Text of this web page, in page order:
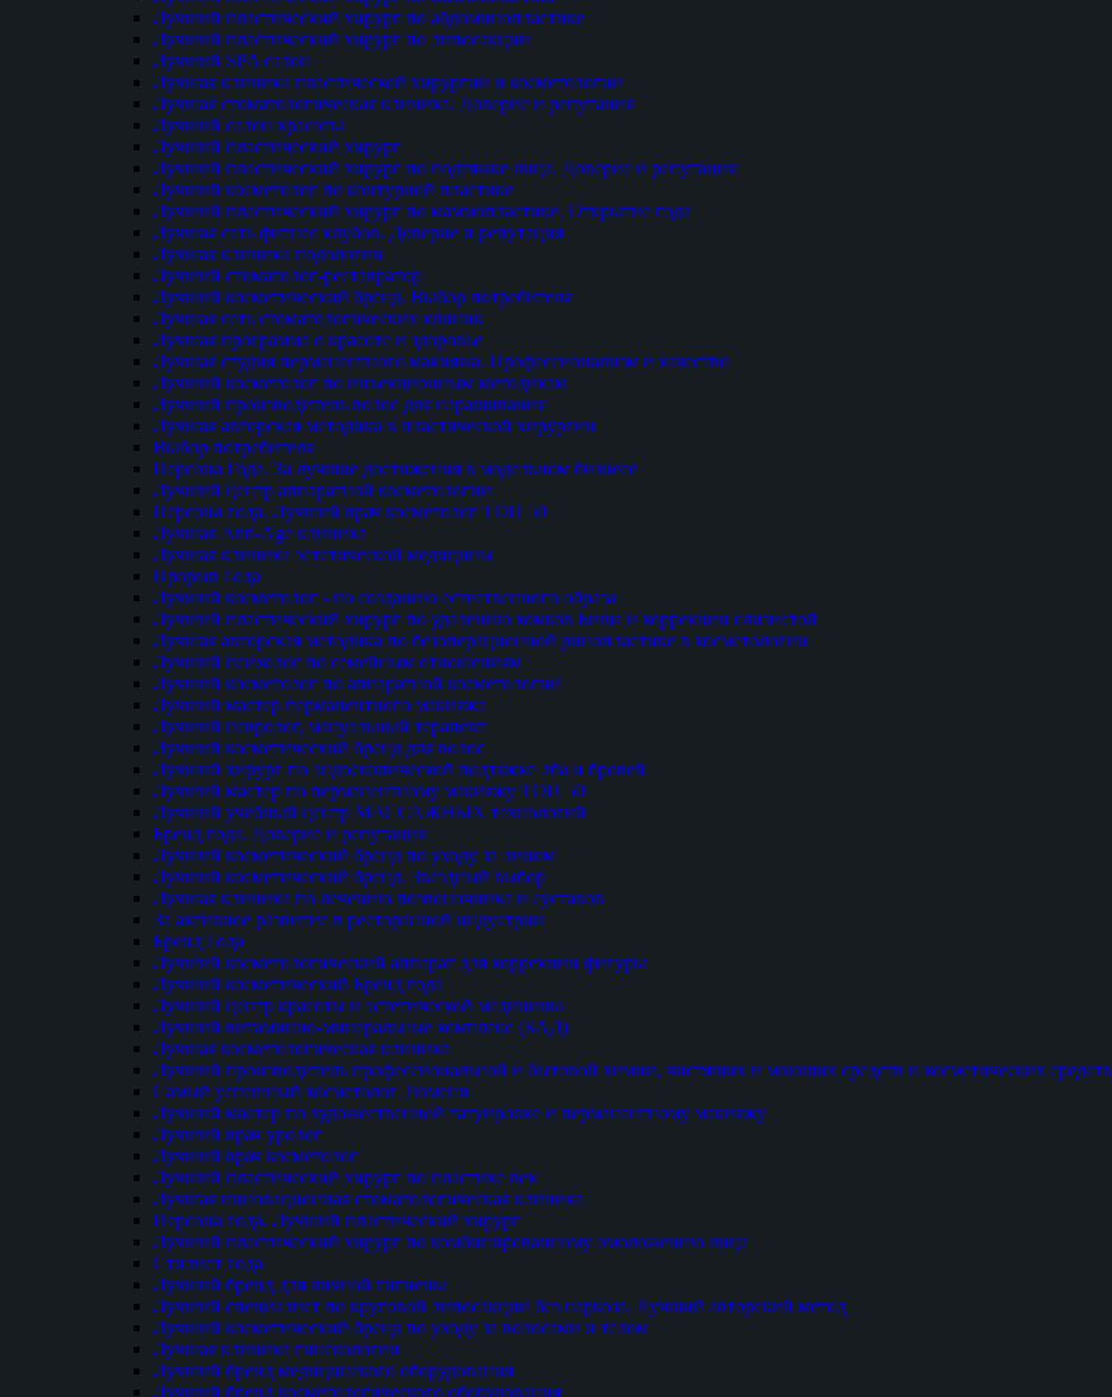
Лучший пластический хирург по абдоминопластике
Лучший пластический хирург по липосакции
Лучший SPA салон
Лучшая клиника пластической хирургии и косметологии
Лучшая стоматологическая клиника. Доверие и репутация
Лучший салон красоты
Лучший пластический хирург
Лучший пластический хирург по подтяжке лица. Доверие и репутация
Лучший косметолог по контурной пластике
Лучший пластический хирург по маммопластике. Открытие года
Лучшая сеть фитнес клубов. Доверие и репутация
Лучшая клиника подологии
Лучший стоматолог-реставратор
Лучший косметический бренд. Выбор потребителя
Лучшая сеть стоматологических клиник
Лучшая программа о красоте и здоровье
Лучшая студия перманентного макияжа. Профессионализм и качество
Лучший косметолог по инъекционным методикам
Лучший производитель волос для наращивания
Лучшая авторская методика в пластической хирургии
Выбор потребителя
Персона Года. За лучшие достижения в модельном бизнесе
Лучший центр аппаратной косметологии
Персона года. Лучший врач косметолог ТОП 50
Лучшая Anti-Age клиника
Лучшая клиника эстетической медицины
Прорыв Года
Лучший косметолог - по созданию естественного образа
Лучший пластический хирург по удалению комков Биша и коррекции слизистой
Лучшая авторская методика по безоперационной ринопластике в косметологии
Лучший психолог по семейным отношениям
Лучший косметолог по аппаратной косметологии
Лучший мастер перманентного макияжа
Лучший невролог, мануальный терапевт
Лучший косметический бренд для волос
Лучший хирург по эндоскопической подтяжке лба и бровей
Лучший мастер по перманентному макияжу ТОП 50
Лучший учебный центр МАССАЖНЫХ технологий
Бренд года. Доверие и репутация
Лучший косметический бренд по уходу за лицом
Лучший косметический бренд. Звездный выбор
Лучшая клиника по лечению позвоночника и суставов
За активное развитие в ресторанной индустрии
Бренд Года
Лучший косметологический аппарат для коррекции фигуры
Лучший косметический Бренд года
Лучший центр красоты и эстетической медицины
Лучший витаминно-минеральные комплекс (БАД)
Лучшая косметологическая клиника
Лучший производитель профессиональной и бытовой химии, чистящих и моющих средств и косметических средств
Самый успешный косметолог Тюмени
Лучший мастер по художественной татуировке и перманентному макияжу
Лучший врач уролог
Лучший врач косметолог
Лучший пластический хирург по пластике век
Лучшая инновационная стоматологическая клиника
Персона года. Лучший пластический хирург
Лучший пластический хирург по комбинированному омоложению лица
Стилист года
Лучший бренд для личной гигиены
Лучший специалист по круговой липосакции без наркоза. Лучший авторский метод
Лучший косметический бренд по уходу за волосами и телом
Лучшая клиника гинекологии
Лучший бренд медицинского оборудования
Лучший бренд косметологического оборудования